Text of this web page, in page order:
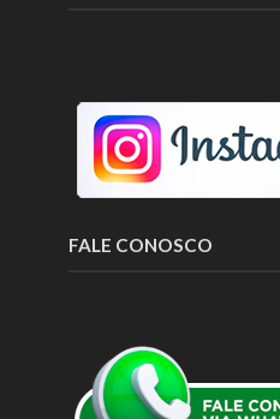
FALE CONOSCO